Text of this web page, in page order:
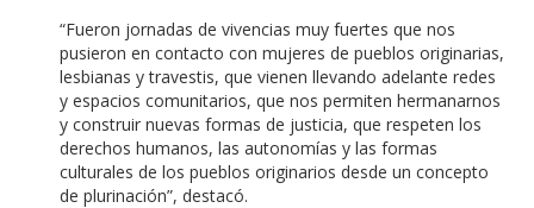
“Fueron jornadas de vivencias muy fuertes que nos
pusieron en contacto con mujeres de pueblos originarias,
lesbianas y travestis, que vienen llevando adelante redes
y espacios comunitarios, que nos permiten hermanarnos
y construir nuevas formas de justicia, que respeten los
derechos humanos, las autonomías y las formas
culturales de los pueblos originarios desde un concepto
de plurinación”, destacó.